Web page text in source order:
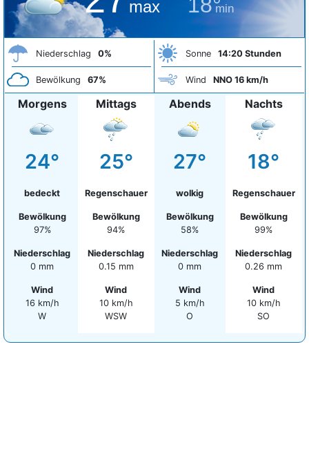
max min
Niederschlag 0%
Bewölkung 67%
Sonne 14:20 Stunden
Wind NNO 16 km/h
Morgens
24°
bedeckt
Bewölkung
97%
Niederschlag
0 mm
Wind
16 km/h
W
Mittags
25°
Regenschauer
Bewölkung
94%
Niederschlag
0.15 mm
Wind
10 km/h
WSW
Abends
27°
wolkig
Bewölkung
58%
Niederschlag
0 mm
Wind
5 km/h
O
Nachts
18°
Regenschauer
Bewölkung
99%
Niederschlag
0.26 mm
Wind
10 km/h
SO